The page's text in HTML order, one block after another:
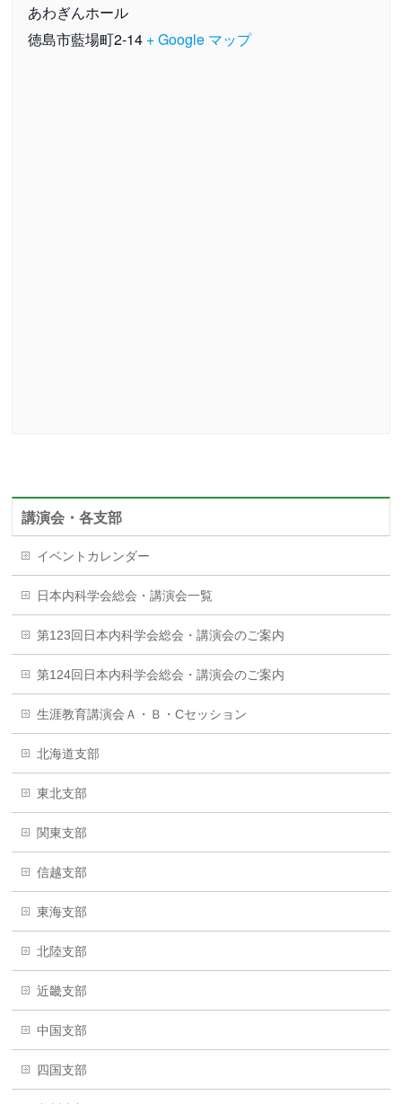
あわぎんホール
徳島市藍場町2-14 + Google マップ
講演会・各支部
イベントカレンダー
日本内科学会総会・講演会一覧
第123回日本内科学会総会・講演会のご案内
第124回日本内科学会総会・講演会のご案内
生涯教育講演会Ａ・Ｂ・Cセッション
北海道支部
東北支部
関東支部
信越支部
東海支部
北陸支部
近畿支部
中国支部
四国支部